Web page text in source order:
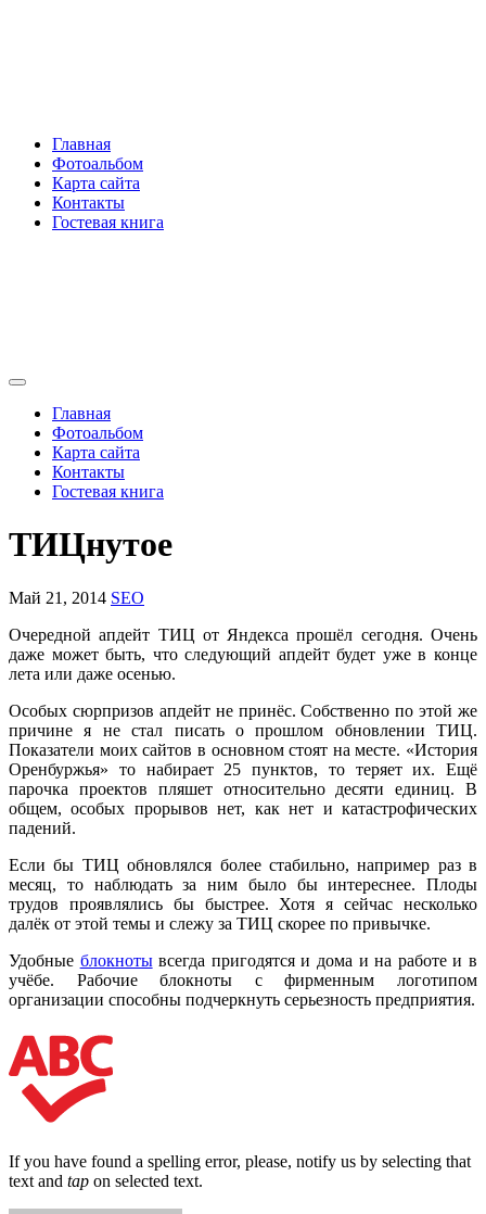
Главная
Фотоальбом
Карта сайта
Контакты
Гостевая книга
Главная
Фотоальбом
Карта сайта
Контакты
Гостевая книга
ТИЦнутое
Май 21, 2014 SEO
Очередной апдейт ТИЦ от Яндекса прошёл сегодня. Очень
даже может быть, что следующий апдейт будет уже в конце
лета или даже осенью.
Особых сюрпризов апдейт не принёс. Собственно по этой же
причине я не стал писать о прошлом обновлении ТИЦ.
Показатели моих сайтов в основном стоят на месте. «История
Оренбуржья» то набирает 25 пунктов, то теряет их. Ещё
парочка проектов пляшет относительно десяти единиц. В
общем, особых прорывов нет, как нет и катастрофических
падений.
Если бы ТИЦ обновлялся более стабильно, например раз в
месяц, то наблюдать за ним было бы интереснее. Плоды
трудов проявлялись бы быстрее. Хотя я сейчас несколько
далёк от этой темы и слежу за ТИЦ скорее по привычке.
Удобные блокнотывсегда пригодятся и дома и на работе и в
учёбе. Рабочие блокноты с фирменным логотипом
организации способны подчеркнуть серьезность предприятия.
If you have found a spelling error, please, notify us by selecting that
text and tap on selected text.